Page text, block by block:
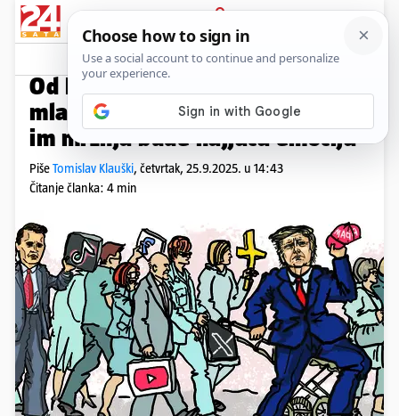
PRIJAVA
Kolumne Komentari
KLAUŠKI O DESNICI PLUS+
Od Kirka do Thompsona: Kako
mlade mozgove prepariraju da
im mržnja bude najjača emocija
PišeTomislav Klauški, četvrtak, 25.9.2025. u 14:43
Čitanje članka: 4 min